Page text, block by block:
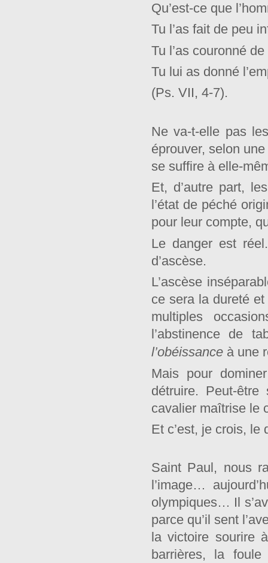
Qu’est-ce que
Tu l’as fait de peu
Tu l’as couronné
Tu lui as donné
(Ps. VII, 4-7).
Ne va-t-elle pas
éprouver, selon
se suffire à elle-
Et, d’autre part,
l’état de péché
pour leur compte,
Le danger est
d’ascèse.
L’ascèse
ce sera la dureté
multiples
l’abstinence de
l’obéissance à une
Mais pour
détruire. Peut-
cavalier maîtrise le
Et c’est, je crois, le
Saint Paul, nous
l’image…
olympiques… Il
parce qu’il sent
la victoire sourire
barrières, la